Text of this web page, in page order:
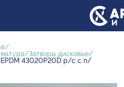
Затворы дисковые
43020P20D р/с с п/